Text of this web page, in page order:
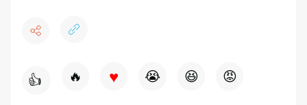
👍 🔥 ♥ 😭 😆 😡